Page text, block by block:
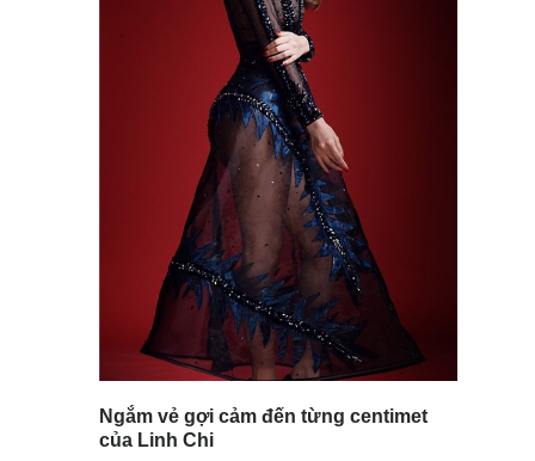
Ngắm vẻ gợi cảm đến từng centimet
của Linh Chi